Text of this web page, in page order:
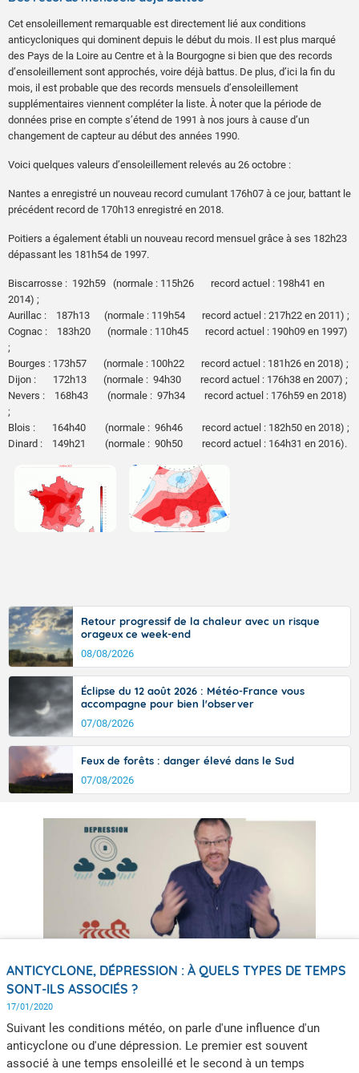
Cet ensoleillement remarquable est directement lié aux conditions
anticycloniques qui dominent depuis le début du mois. Il est plus marqué
des Pays de la Loire au Centre et à la Bourgogne si bien que des records
d’ensoleillement sont approchés, voire déjà battus. De plus, d’ici la fin du
mois, il est probable que des records mensuels d’ensoleillement
supplémentaires viennent compléter la liste. À noter que la période de
données prise en compte s’étend de 1991 à nos jours à cause d’un
changement de capteur au début des années 1990.
Voici quelques valeurs d’ensoleillement relevés au 26 octobre :
Nantes a enregistré un nouveau record cumulant 176h07 à ce jour, battant le
précédent record de 170h13 enregistré en 2018.
Poitiers a également établi un nouveau record mensuel grâce à ses 182h23
dépassant les 181h54 de 1997.
Biscarrosse : 192h59 (normale : 115h26 record actuel : 198h41 en
2014) ;
Aurillac : 187h13 (normale : 119h54 record actuel : 217h22 en 2011) ;
Cognac : 183h20 (normale : 110h45 record actuel : 190h09 en 1997)
;
Bourges : 173h57 (normale : 100h22 record actuel : 181h26 en 2018) ;
Dijon : 172h13 (normale : 94h30 record actuel : 176h38 en 2007) ;
Nevers : 168h43 (normale : 97h34 record actuel : 176h59 en 2018)
;
Blois : 164h40 (normale : 96h46 record actuel : 182h50 en 2018) ;
Dinard : 149h21 (normale : 90h50 record actuel : 164h31 en 2016).
Retour progressif de la chaleur avec un risque
orageux ce week-end
08/08/2026
Éclipse du 12 août 2026 : Météo-France vous
accompagne pour bien l'observer
07/08/2026
Feux de forêts : danger élevé dans le Sud
07/08/2026
ANTICYCLONE, DÉPRESSION : À QUELS TYPES DE TEMPS
SONT-ILS ASSOCIÉS ?
17/01/2020
Suivant les conditions météo, on parle d'une influence d'un
anticyclone ou d'une dépression. Le premier est souvent
associé à une temps ensoleillé et le second à un temps